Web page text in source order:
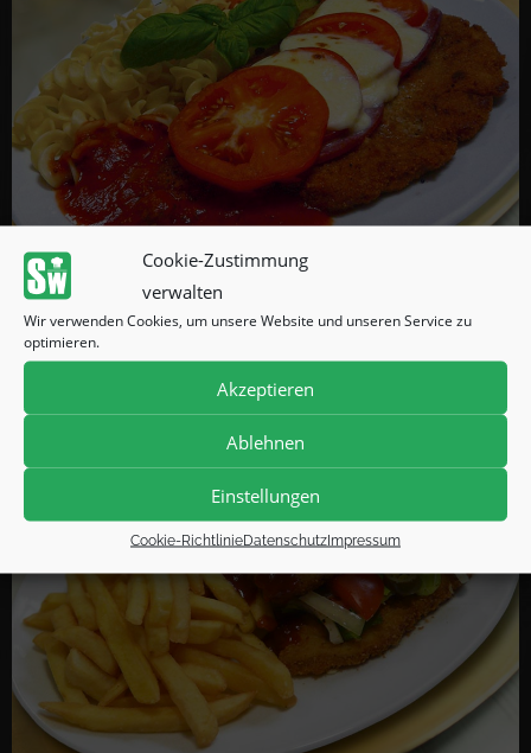
Cookie-Zustimmung
verwalten
Wir verwenden Cookies, um unsere Website und unseren Service zu
optimieren.
Akzeptieren
Ablehnen
Einstellungen
Cookie-RichtlinieDatenschutzImpressum
BIKER BURNOUT